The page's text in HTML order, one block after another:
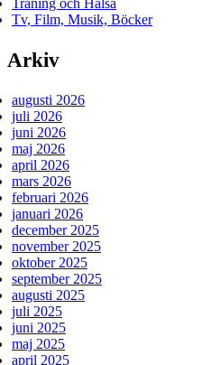
Träning och Hälsa
Tv, Film, Musik, Böcker
Arkiv
augusti 2026
juli 2026
juni 2026
maj 2026
april 2026
mars 2026
februari 2026
januari 2026
december 2025
november 2025
oktober 2025
september 2025
augusti 2025
juli 2025
juni 2025
maj 2025
april 2025